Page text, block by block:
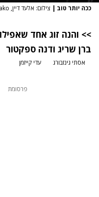
ככה יותר טוב | צילום: אלעד דיין, mako
>> והנה זוג אחד
ברן שריג ודנה ספקטור
אסתי גינזבורג עדי קייזמן
פרסומת